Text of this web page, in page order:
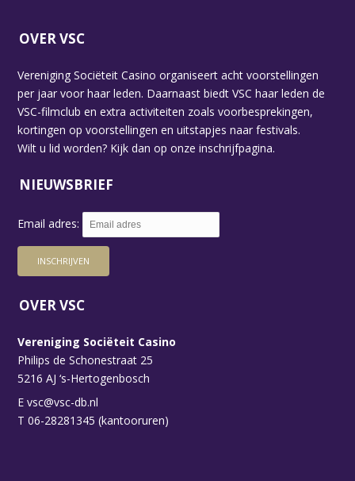
OVER VSC
Vereniging Sociëteit Casino organiseert acht voorstellingen
per jaar voor haar leden. Daarnaast biedt VSC haar leden de
VSC-filmclub en extra activiteiten zoals voorbesprekingen,
kortingen op voorstellingen en uitstapjes naar festivals.
Wilt u lid worden? Kijk dan oponze inschrijfpagina.
NIEUWSBRIEF
Email adres:
OVER VSC
Vereniging Sociëteit Casino
Philips de Schonestraat 25
5216 AJ ‘s-Hertogenbosch
Evsc@vsc-db.nl
T 06-28281345 (kantooruren)